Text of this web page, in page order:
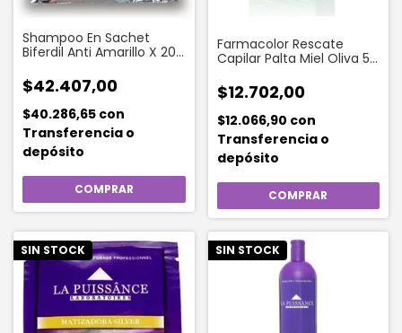
Shampoo En Sachet
Biferdil Anti Amarillo X 20
$42.407,00
$40.286,65 con
Transferencia o
depósito
Farmacolor Rescate
Capilar Palta Miel Oliva 5
$12.702,00
$12.066,90 con
Transferencia o
depósito
SIN STOCK SIN STOCK